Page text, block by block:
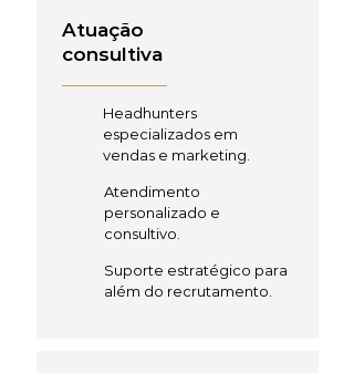
Atuação
consultiva
Headhunters
especializados em
vendas e marketing.
Atendimento
personalizado e
consultivo.
Suporte estratégico para
além do recrutamento.